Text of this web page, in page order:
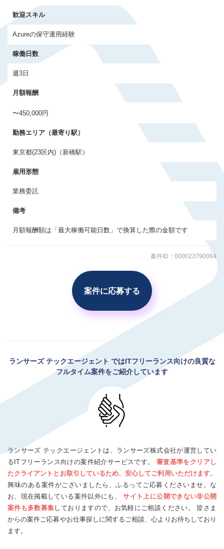
歓迎スキル
Azureの保守運用経験
稼働日数
週3日
月額報酬
〜450,000円
勤務エリア（最寄り駅）
東京都(23区内)（新橋駅）
雇用形態
業務委託
備考
月額報酬額は「最大稼働可能日数」で換算した際の金額です
案件ID：000023790064
案件に応募する
プライバシーポリシー・個人情報の取扱い
する
すでに登録済みの方はログイン
ランサーズ テックエージェント ではITフリーランス向けの良質な
フルタイム案件をご紹介しています
ランサーズ テックエージェントは、ランサーズ株式会社が運営してい
るITフリーランス向けの案件紹介サービスです。 審査基準をクリアし
たクライアントとお取引しているため、安心してご利用いただけます。
興味のある案件がございましたら、ふるってご応募くださいませ。な
お、現在掲載している案件以外にも、サイト上に公開できない非公開
案件も多数募集しておりますので、お気軽にご相談ください。 皆さま
からの案件ご応募やお仕事探しに関するご相談、心よりお待ちしており
ます。